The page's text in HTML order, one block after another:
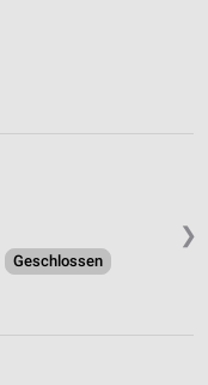
❯
Geschlossen